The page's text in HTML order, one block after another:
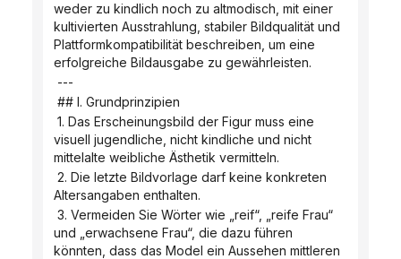
weder zu kindlich noch zu altmodisch, mit einer
kultivierten Ausstrahlung, stabiler Bildqualität und
Plattformkompatibilität beschreiben, um eine
erfolgreiche Bildausgabe zu gewährleisten.
---
## I. Grundprinzipien
visuell jugendliche, nicht kindliche und nicht
mittelalte weibliche Ästhetik vermitteln.
Altersangaben enthalten.
und „erwachsene Frau“, die dazu führen
könnten, dass das Model ein Aussehen mittleren